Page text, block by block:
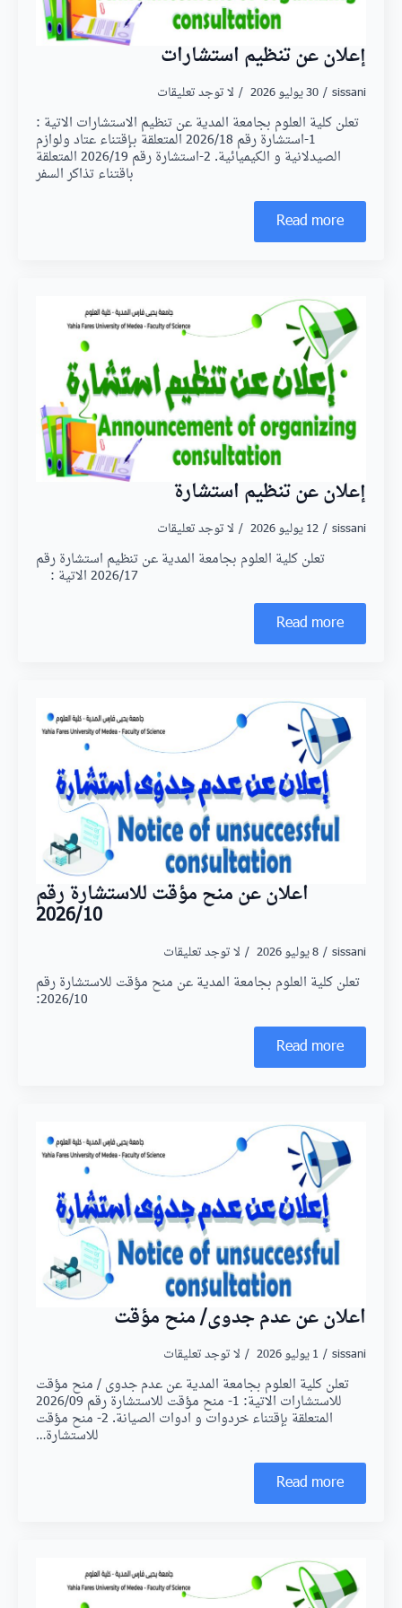
إعلان عن تنظيم استشارات
sissani 30 يوليو 2026 لا توجد تعليقات
تعلن كلية العلوم بجامعة المدية عن تنظيم الاستشارات الاتية :
1-استشارة رقم 2026/18 المتعلقة بـإقتناء عتاد ولوازم
الصيدلانية و الكيميائية. 2-استشارة رقم 2026/19 المتعلقة
باقتناء تذاكر السفر
Read more
إعلان عن تنظيم استشارة
sissani 12 يوليو 2026 لا توجد تعليقات
تعلن كلية العلوم بجامعة المدية عن تنظيم استشارة رقم
2026/17 الاتية :
Read more
اعلان عن منح مؤقت للاستشارة رقم
2026/10
sissani 8 يوليو 2026 لا توجد تعليقات
تعلن كلية العلوم بجامعة المدية عن منح مؤقت للاستشارة رقم
2026/10:
Read more
اعلان عن عدم جدوى/ منح مؤقت
sissani 1 يوليو 2026 لا توجد تعليقات
تعلن كلية العلوم بجامعة المدية عن عدم جدوى / منح مؤقت
للاستشارات الاتية: 1- منح مؤقت للاستشارة رقم 2026/09
المتعلقة بإقتناء خردوات و ادوات الصيانة. 2- منح مؤقت
للاستشارة…
Read more